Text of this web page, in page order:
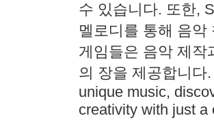
수 있습니다. 또한,
멜로디를 통해 음
게임들은 음악 제작
의 장을 제공합니다
unique music,
creativity with just a